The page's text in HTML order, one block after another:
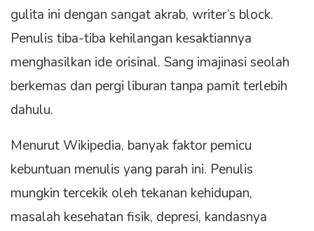
gulita ini dengan sangat akrab, writer’s block.
Penulis tiba-tiba kehilangan kesaktiannya
menghasilkan ide orisinal. Sang imajinasi seolah
berkemas dan pergi liburan tanpa pamit terlebih
dahulu.
Menurut Wikipedia, banyak faktor pemicu
kebuntuan menulis yang parah ini. Penulis
mungkin tercekik oleh tekanan kehidupan,
masalah kesehatan fisik, depresi, kandasnya